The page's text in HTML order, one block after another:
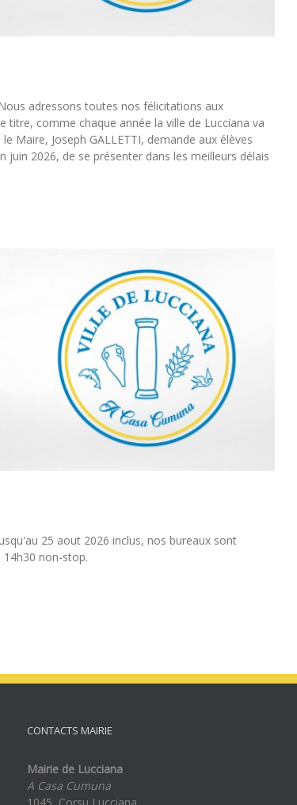
adressons toutes nos félicitations aux
titre, comme chaque année la ville de Lucciana va
Maire, Joseph GALLETTI, demande aux élèves
juin 2026, de se présenter dans les meilleurs délais
25 aout 2026 inclus, nos bureaux sont
14h30 non-stop.
CONTACTS MAIRIE
Mairie de Lucciana
A Casa Cumuna